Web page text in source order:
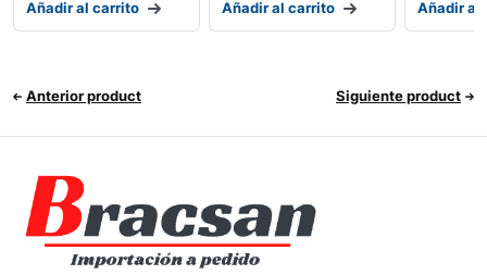
Añadir al carrito Añadir al carrito Añadir al
Anterior product Siguiente product